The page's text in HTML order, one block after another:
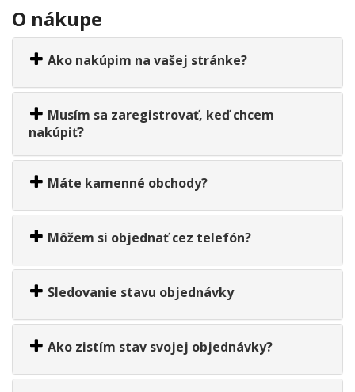
O nákupe
Ako nakúpim na vašej stránke?
Musím sa zaregistrovať, keď chcem
nakúpiť?
Máte kamenné obchody?
Môžem si objednať cez telefón?
Sledovanie stavu objednávky
Ako zistím stav svojej objednávky?